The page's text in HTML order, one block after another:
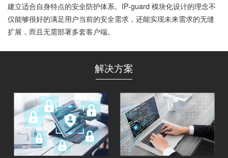
建立适合自身特点的安全防护体系。IP-guard 模块化设计的理念不
仅能够很好的满足用户当前的安全需求，还能实现未来需求的无缝
扩展，而且无需部署多套客户端。
解决方案